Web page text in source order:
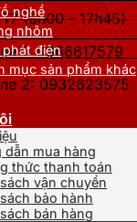
(8h00 - 17h45)
1: 0866617579
2: 0932623575
nghề
nhôm
phát điện
mục sản phẩm khác
dẫn mua hàng
thức thanh toán
vận chuyển
bảo hành
bán hàng